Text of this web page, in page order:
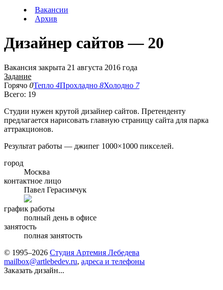
Вакансии
Архив
Дизайнер сайтов — 20
Вакансия закрыта 21 августа 2016 года
Задание
Горячо 0Тепло 4Прохладно 8Холодно 7
Всего: 19
Студии нужен крутой дизайнер сайтов. Претенденту
предлагается нарисовать главную страницу сайта для парка
аттракционов.
Результат работы — джипег 1000×1000 пикселей.
город
Москва
контактное лицо
Павел Герасимчук
график работы
полный день в офисе
занятость
полная занятость
© 1995–2026 Студия Артемия Лебедева
mailbox@artlebedev.ru, адреса и телефоны
Заказать дизайн...